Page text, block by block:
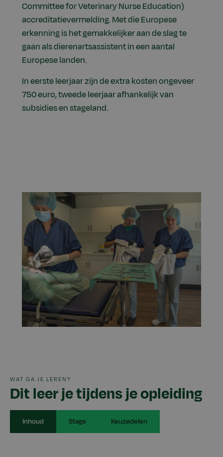
Committee for Veterinary Nurse Education)
accreditatievermelding. Met die Europese
erkenning is het gemakkelijker aan de slag te
gaan als dierenartsassistent in een aantal
Europese landen.
In eerste leerjaar zijn de extra kosten ongeveer
750 euro, tweede leerjaar afhankelijk van
subsidies en stageland.
WAT GA JE LEREN?
Dit leer je tijdens je opleiding
Inhoud Stage Keuzedelen